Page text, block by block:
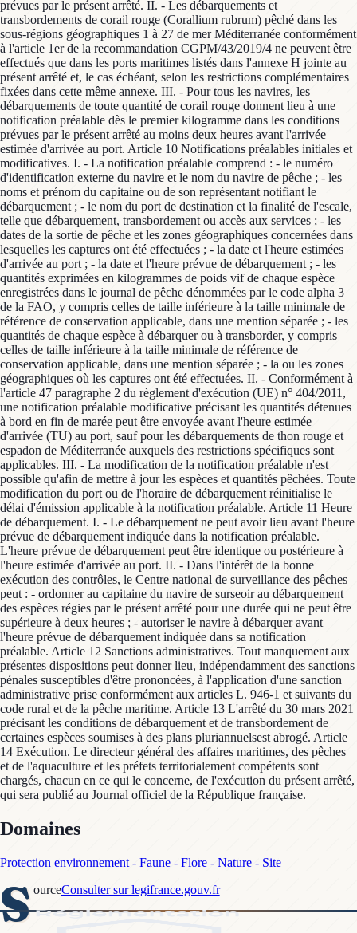
Domaines
Protection environnement - Faune - Flore - Nature - Site
S ourceConsulter sur legifrance.gouv.fr